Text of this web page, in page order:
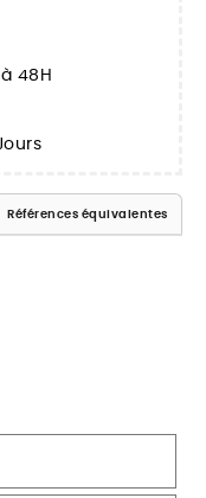
48H
Références équivalentes